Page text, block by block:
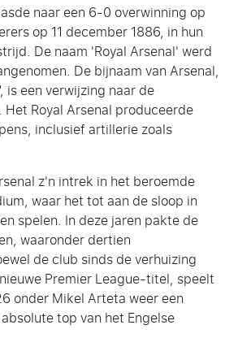
naar een 6-0 overwinning op
op 11 december 1886, in hun
De naam 'Royal Arsenal' werd
De bijnaam van Arsenal,
is een verwijzing naar de
Royal Arsenal produceerde
inclusief artillerie zoals
z'n intrek in het beroemde
waar het tot aan de sloop in
spelen. In deze jaren pakte de
waaronder dertien
de club sinds de verhuizing
Premier League-titel, speelt
onder Mikel Arteta weer een
top van het Engelse